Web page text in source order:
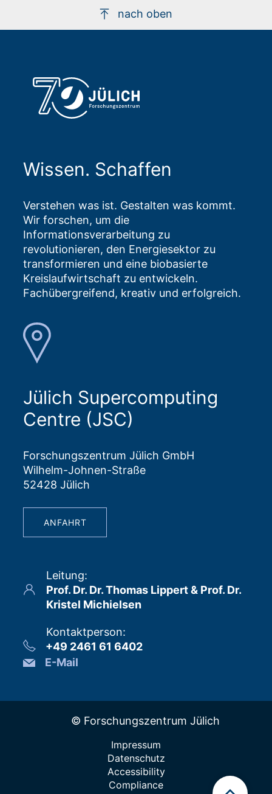
nach oben
Wissen. Schaffen
Verstehen was ist. Gestalten was kommt.
Wir forschen, um die
Informationsverarbeitung zu
revolutionieren, den Energiesektor zu
transformieren und eine biobasierte
Kreislaufwirtschaft zu entwickeln.
Fachübergreifend, kreativ und erfolgreich.
Jülich Supercomputing
Centre (JSC)
Forschungszentrum Jülich GmbH
Wilhelm-Johnen-Straße
52428 Jülich
ANFAHRT
Leitung:
Prof. Dr. Dr. Thomas Lippert & Prof. Dr.
Kristel Michielsen
Kontaktperson:
+49 2461 61 6402
E-Mail
© Forschungszentrum Jülich
Impressum
Datenschutz
Accessibility
Compliance